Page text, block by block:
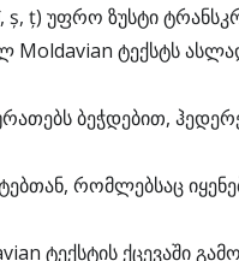
ș, ț) უფრო ზუსტი
ტექსტს
ბეჭდებით,
რომლებსაც
ტექსტის ქცევაში